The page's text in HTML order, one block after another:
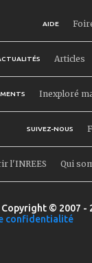
AIDE
Articles
Inexploré
SUIVEZ-NOUS
l'INREES Qui
© 2007
confidentialité